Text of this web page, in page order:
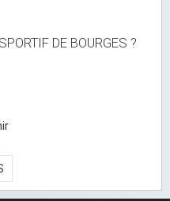
DE BOURGES ?